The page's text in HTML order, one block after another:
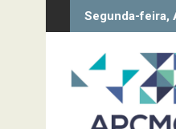
Segunda-feira,
da Diretiva